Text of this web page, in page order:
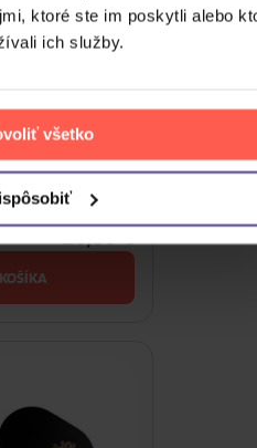
ktoré ste im poskytli alebo
ich služby.
všetko
Eartips
20,80 €